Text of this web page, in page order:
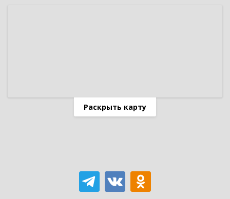
Раскрыть карту